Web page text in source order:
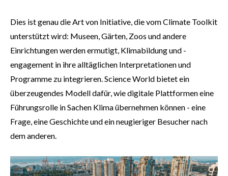
Dies ist genau die Art von Initiative, die vom Climate Toolkit
unterstützt wird: Museen, Gärten, Zoos und andere
Einrichtungen werden ermutigt, Klimabildung und -
engagement in ihre alltäglichen Interpretationen und
Programme zu integrieren. Science World bietet ein
überzeugendes Modell dafür, wie digitale Plattformen eine
Führungsrolle in Sachen Klima übernehmen können - eine
Frage, eine Geschichte und ein neugieriger Besucher nach
dem anderen.